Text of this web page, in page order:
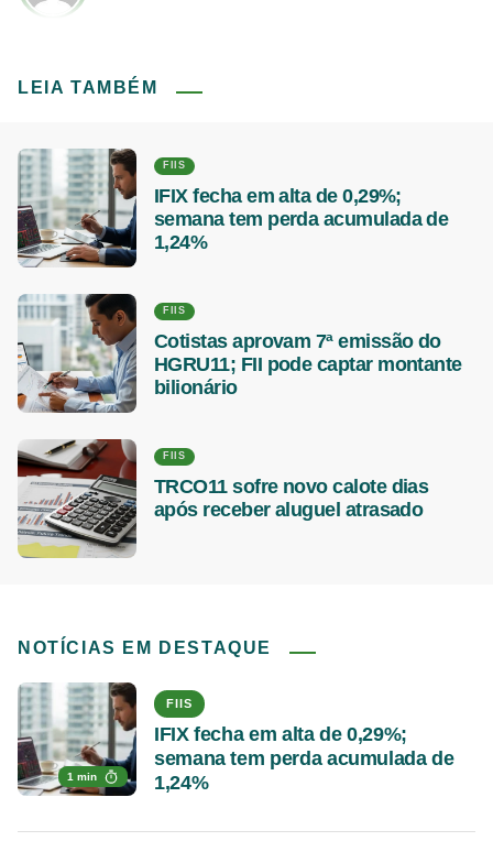
LEIA TAMBÉM
FIIS
IFIX fecha em alta de 0,29%;
semana tem perda acumulada de
1,24%
FIIS
Cotistas aprovam 7ª emissão do
HGRU11; FII pode captar montante
bilionário
FIIS
TRCO11 sofre novo calote dias
após receber aluguel atrasado
NOTÍCIAS EM DESTAQUE
1 min
FIIS
IFIX fecha em alta de 0,29%;
semana tem perda acumulada de
1,24%